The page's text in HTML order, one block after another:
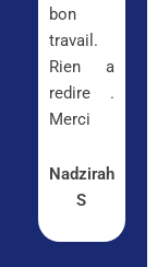
bon
travail.
Rien a
redire .
Merci
Nadzirah
S